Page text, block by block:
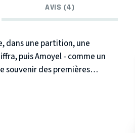
AVIS (4)
dans une partition, une
puis Amoyel - comme un
souvenir des premières
peu à peu, Pascal et György
entrainé dans l’incroyable
aux affres de la guerre, il